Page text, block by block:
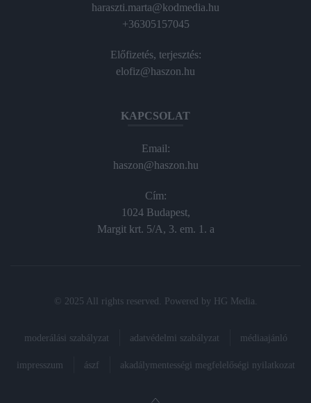
haraszti.marta@kodmedia.hu
+36305157045
Előfizetés, terjesztés:
elofiz@haszon.hu
KAPCSOLAT
Email:
haszon@haszon.hu
Cím:
1024 Budapest,
Margit krt. 5/A, 3. em. 1. a
© 2025 All rights reserved. Powered by HG Media
moderálási szabályzat adatvédelmi szabályzat médiaajánló
impresszum ászf akadálymentességi megfelelőségi nyilatkozat